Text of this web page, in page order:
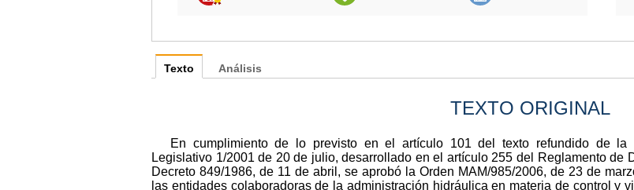
Texto
TEXTO ORIGINAL
En cumplimiento de lo previsto en el artículo 101 del texto refundido de
Legislativo 1/2001 de 20 de julio, desarrollado en el artículo 255 del Reglamento de
Decreto 849/1986, de 11 de abril, se aprobó la Orden MAM/985/2006, de 23 de
las entidades colaboradoras de la administración hidráulica en materia de control y
Análisis